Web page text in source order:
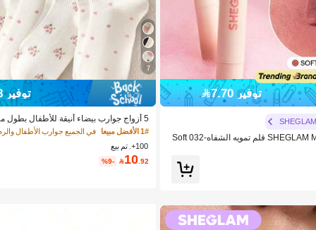
توفير 7.70
SHEGLAM
SHEGLAM Marshmallow Puff قلم تمويه الشفاه-032 Soft
7
توفير 1.08
5 أزواج جوارب بيضاء أنيقة للأطفال
يونكات ونقاط بولكا وزخرفة زهور ثلاثية
لى المدرسة والارتداء في الأماكن الخارجية
1# الأفضل مبيعا
في الجميع جوارب الأطفال
100+. تم بيع
10.92
%9-